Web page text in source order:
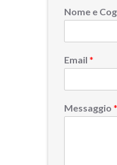
Nome e
Email *
Messaggio *